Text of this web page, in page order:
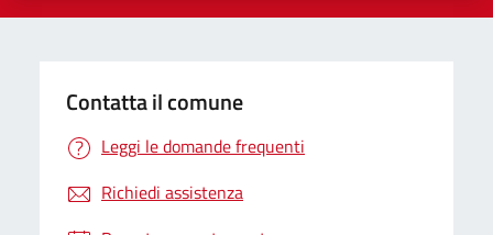
Contatta il comune
Leggi le domande frequenti
Richiedi assistenza